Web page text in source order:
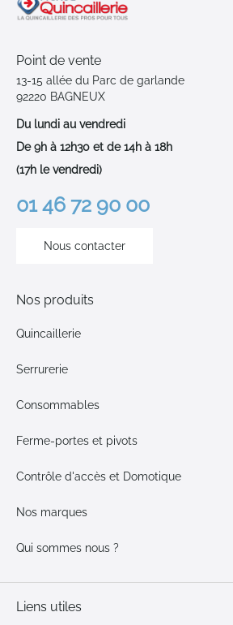
Point de vente
13-15 allée du Parc de garlande
92220 BAGNEUX
Du lundi au vendredi
De 9h à 12h30 et de 14h à 18h
(17h le vendredi)
01 46 72 90 00
Nous contacter
Nos produits
Quincaillerie
Serrurerie
Consommables
Ferme-portes et pivots
Contrôle d'accès et Domotique
Nos marques
Qui sommes nous ?
Liens utiles